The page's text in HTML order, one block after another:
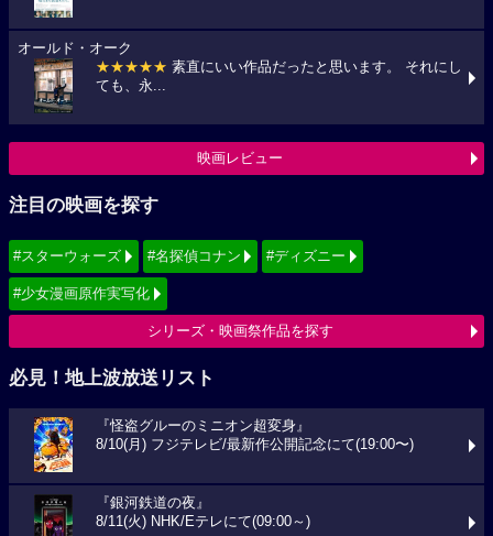
オールド・オーク
★★★★★ 素直にいい作品だったと思います。 それにし
ても、永...
映画レビュー
注目の映画を探す
#スターウォーズ #名探偵コナン #ディズニー
#少女漫画原作実写化
シリーズ・映画祭作品を探す
必見！地上波放送リスト
『怪盗グルーのミニオン超変身』
8/10(月) フジテレビ/最新作公開記念にて(19:00〜)
『銀河鉄道の夜』
8/11(火) NHK/Eテレにて(09:00～)